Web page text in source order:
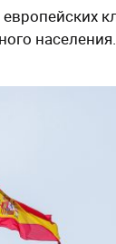
населения.